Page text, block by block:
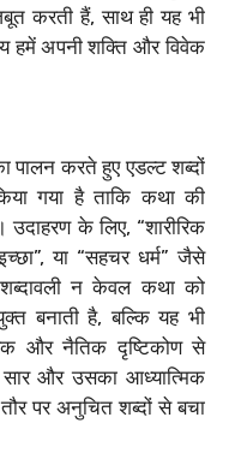
करती हैं, साथ ही यह भी
हमें अपनी शक्ति और विवेक
पालन करते हुए एडल्ट शब्दों
गया है ताकि कथा की
के लिए, “शारीरिक
या “सहचर धर्म” जैसे
न केवल कथा को
बनाती है, बल्कि यह भी
और नैतिक दृष्टिकोण से
और उसका आध्यात्मिक
पर अनुचित शब्दों से बचा